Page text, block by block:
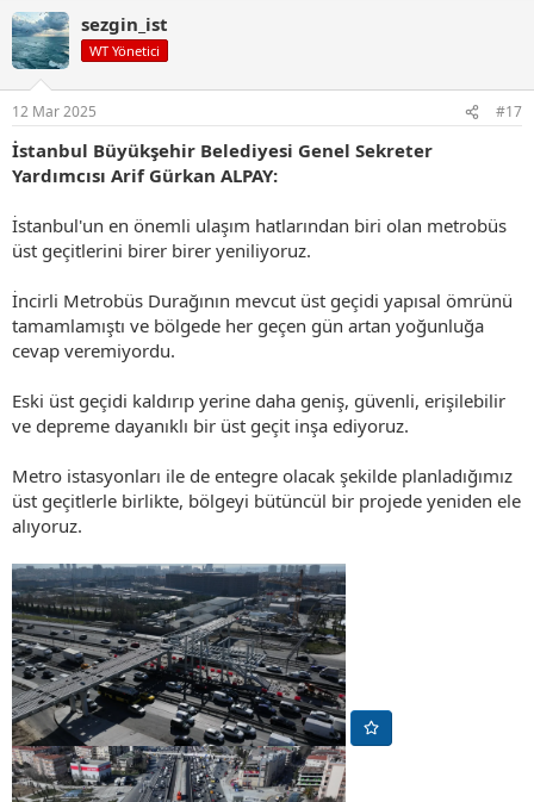
k
i
l
:
sezgin_ist
WT Yönetici
12 Mar 2025 #17
İstanbul Büyükşehir Belediyesi Genel Sekreter
Yardımcısı Arif Gürkan ALPAY:
İstanbul'un en önemli ulaşım hatlarından biri olan metrobüs
üst geçitlerini birer birer yeniliyoruz.
İncirli Metrobüs Durağının mevcut üst geçidi yapısal ömrünü
tamamlamıştı ve bölgede her geçen gün artan yoğunluğa
cevap veremiyordu.
Eski üst geçidi kaldırıp yerine daha geniş, güvenli, erişilebilir
ve depreme dayanıklı bir üst geçit inşa ediyoruz.
Metro istasyonları ile de entegre olacak şekilde planladığımız
üst geçitlerle birlikte, bölgeyi bütüncül bir projede yeniden ele
alıyoruz.